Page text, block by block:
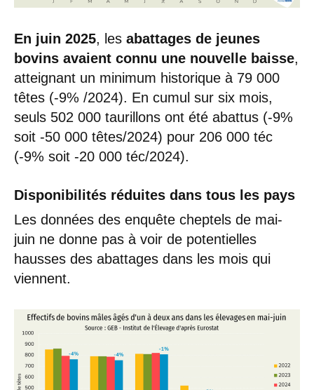
En juin 2025, les abattages de jeunes
bovins avaient connu une nouvelle baisse,
atteignant un minimum historique à 79 000
têtes (-9% /2024). En cumul sur six mois,
seuls 502 000 taurillons ont été abattus (-9%
soit -50 000 têtes/2024) pour 206 000 téc
(-9% soit -20 000 téc/2024).
Disponibilités réduites dans tous les pays
Les données des enquête cheptels de mai-
juin ne donne pas à voir de potentielles
hausses des abattages dans les mois qui
viennent.